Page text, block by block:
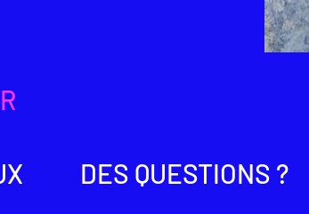
de son temps à son travail de
prenant en charge le poids
et sa légèreté. Il sait capter
DES QUESTIONS ?